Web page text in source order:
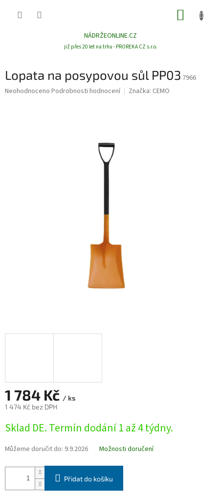
NÁDRŽEONLINE.CZ
již přes 20 let na trhu - PROREKA CZ s.r.o.
Lopata na posypovou sůl PP03 7966
Průměrné
Neohodnoceno Podrobnosti hodnocení Značka: CEMO
1 784 Kč / ks
1 474 Kč bez DPH
cena:
Sklad DE. Termín dodání 1 až 4 týdny.
Můžeme doručit do: 9.9.2026 Možnosti doručení
Přidat do košíku